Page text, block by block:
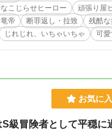
こじらせヒーロー
頑張り屋
帝
断罪返し・拉致
残酷な
じれじれ、いちゃいちゃ 可愛
お気に
級冒険者として平穏に